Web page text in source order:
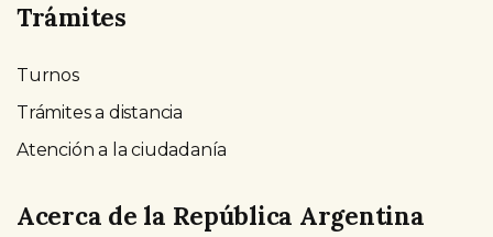
Trámites
Turnos
Trámites a distancia
Atención a la ciudadanía
Acerca de la República Argentina